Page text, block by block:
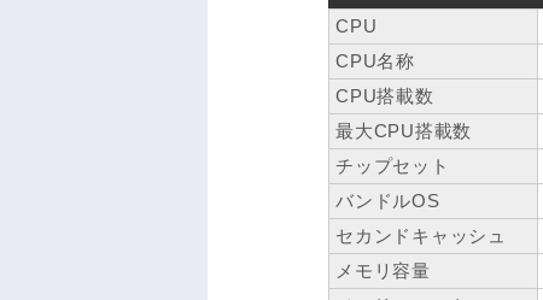
CPU
CPU名称
CPU搭載数
最大CPU搭載数
チップセット
バンドルOS
セカンドキャッシュ
メモリ容量